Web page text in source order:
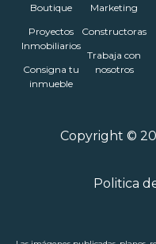
Boutique
Proyectos
Inmobiliarios
Consigna tu
inmueble
Marketing
Constructoras
Trabaja con
nosotros
Copyright ©
Politica